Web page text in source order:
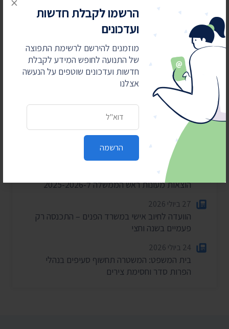
הרשמו לקבלת חדשות
ועדכונים
מוזמנים להירשם לרשימת התפוצה
של התנועה לחופש המידע לקבלת
חדשות ועדכונים שוטפים על הנעשה
אצלנו
הרשמה
חדשות אחרונות
חשפנו: דוחות הביקורת על לימודי ליבה במוסדות
חרדיים
עתרנו וחשפנו: יומן הפגישות של השרה עידית סילמן
הוצאות מעונות ראש הממשלה ל-2025-2026
27 ביולי 2026
הוועדה לחיוב אישי במשרד הפנים – התכנסה רק
פעמיים בשנה וחצי
24 ביולי 2026
בית המשפט: המשטרה תחשוף סעיפים בנהלי
הפרות סדר וחסימת צירים